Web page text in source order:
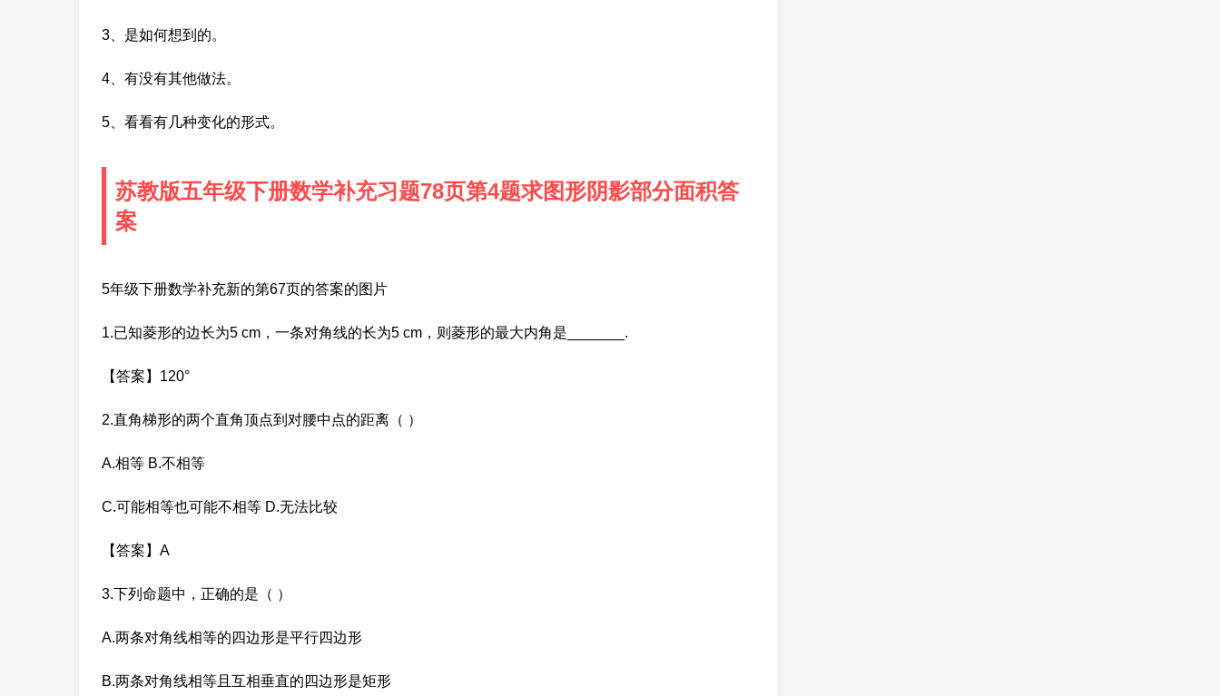
3、是如何想到的。
4、有没有其他做法。
5、看看有几种变化的形式。
苏教版五年级下册数学补充习题78页第4题求图形阴影部分面积答
案
5年级下册数学补充新的第67页的答案的图片
1.已知菱形的边长为5 cm，一条对角线的长为5 cm，则菱形的最大内角是_______.
【答案】120°
2.直角梯形的两个直角顶点到对腰中点的距离（ ）
A.相等 B.不相等
C.可能相等也可能不相等 D.无法比较
【答案】A
3.下列命题中，正确的是（ ）
A.两条对角线相等的四边形是平行四边形
B.两条对角线相等且互相垂直的四边形是矩形